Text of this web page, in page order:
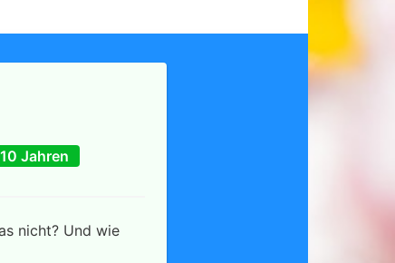
Jahren
nicht? Und wie